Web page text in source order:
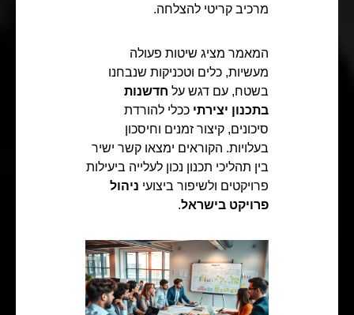
מרכיב קריטי להצלחה.
המאמר מציג שיטות פעולה
מעשיות, כלים וטכניקות שנבחנו
בשטח, עם דגש על חדשנות
בתכנון יצירתי ככלי להורדת
סיכונים, קיצור זמנים וחיסכון
בעלויות. הקוראים ימצאו קשר ישיר
בין תהליכי תכנון נכון לעלייה ביעילות
פרויקטים ולשיפור ביצועי ניהול
פרויקט בישראל.